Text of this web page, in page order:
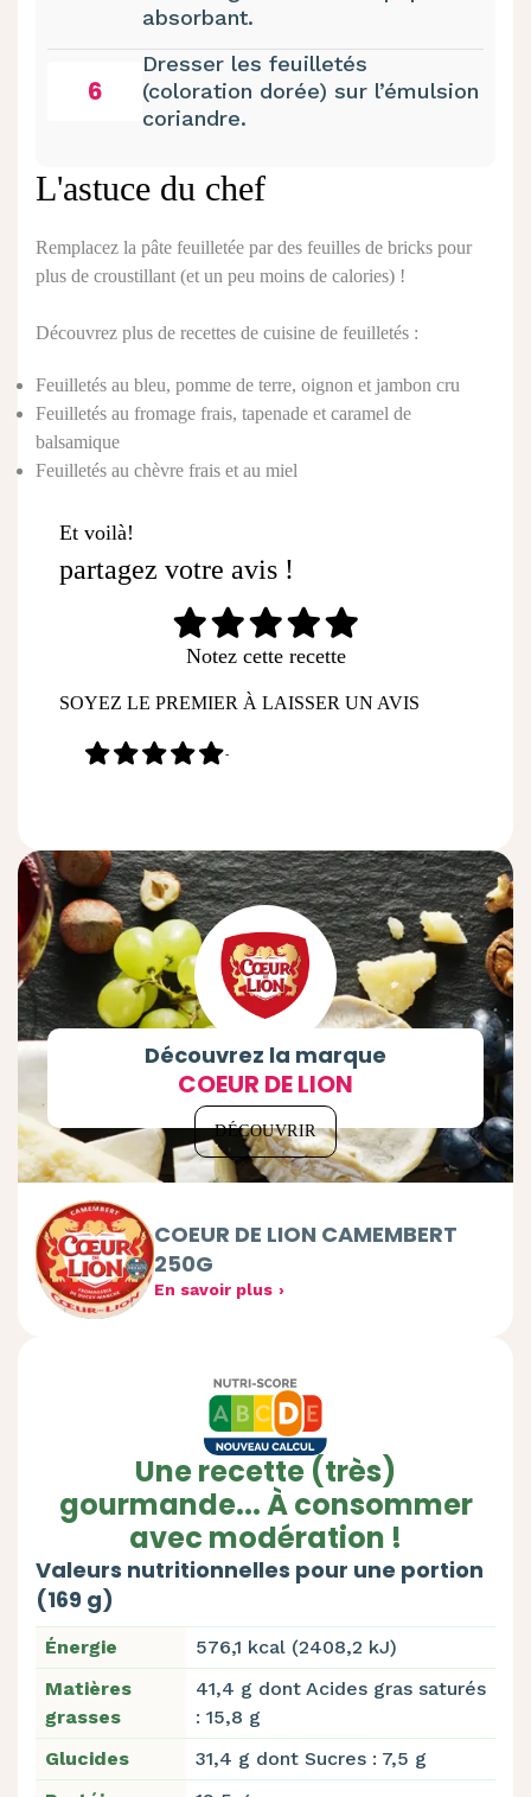
absorbant.
6
Dresser les feuilletés
(coloration dorée) sur l’émulsion
coriandre.
L'astuce du chef
Remplacez la pâte feuilletée par des feuilles de bricks pour
plus de croustillant (et un peu moins de calories) !
Découvrez plus de recettes de cuisine de feuilletés :
Feuilletés au bleu, pomme de terre, oignon et jambon cru
Feuilletés au fromage frais, tapenade et caramel de
balsamique
Feuilletés au chèvre frais et au miel
Et voilà!
partagez votre avis !
Notez cette recette
SOYEZ LE PREMIER À LAISSER UN AVIS
-
Découvrez la marque
COEUR DE LION
DÉCOUVRIR
COEUR DE LION CAMEMBERT
250G
En savoir plus
Une recette (très)
gourmande... À consommer
avec modération !
Valeurs nutritionnelles pour une portion
(169 g)
Énergie
576,1 kcal (2408,2 kJ)
Matières
grasses
41,4 g dont Acides gras saturés
: 15,8 g
Glucides
31,4 g dont Sucres : 7,5 g